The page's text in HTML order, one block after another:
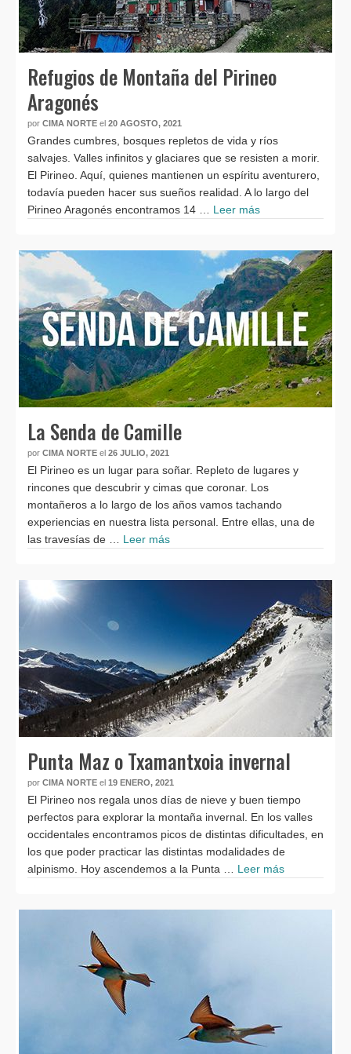
Refugios de Montaña del Pirineo
Aragonés
por CIMA NORTE el 20 AGOSTO, 2021
Grandes cumbres, bosques repletos de vida y ríos
salvajes. Valles infinitos y glaciares que se resisten a morir.
El Pirineo. Aquí, quienes mantienen un espíritu aventurero,
todavía pueden hacer sus sueños realidad. A lo largo del
Pirineo Aragonés encontramos 14 … Leer más
La Senda de Camille
por CIMA NORTE el 26 JULIO, 2021
El Pirineo es un lugar para soñar. Repleto de lugares y
rincones que descubrir y cimas que coronar. Los
montañeros a lo largo de los años vamos tachando
experiencias en nuestra lista personal. Entre ellas, una de
las travesías de … Leer más
Punta Maz o Txamantxoia invernal
por CIMA NORTE el 19 ENERO, 2021
El Pirineo nos regala unos días de nieve y buen tiempo
perfectos para explorar la montaña invernal. En los valles
occidentales encontramos picos de distintas dificultades, en
los que poder practicar las distintas modalidades de
alpinismo. Hoy ascendemos a la Punta … Leer más